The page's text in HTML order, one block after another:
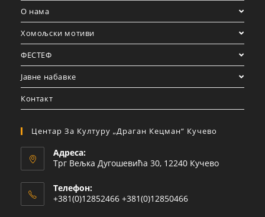
О нама
Хомољски мотиви
ФЕСТЕФ
Јавне набавке
Контакт
Центар За Културу „Драган Кецман“ Кучево
Адреса:
Трг Вељка Дугошевића 30, 12240 Кучево
Телефон:
+381(0)12852466 +381(0)12850466